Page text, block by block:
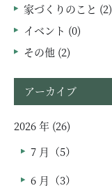
家づくりのこと (2)
イベント (0)
その他 (2)
アーカイブ
2026 年 (26)
7 月（5）
6 月（3）